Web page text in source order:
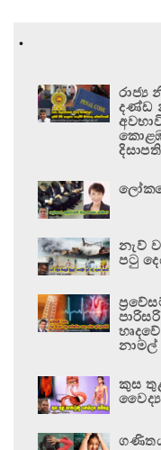
.
රාජ්‍ය
දණ්ඩ
දිසාපති
නැව්
පටු
නාමල්
කුස